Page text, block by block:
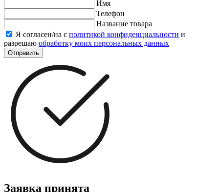
Имя
Телефон
Название товара
Я согласен/на с политикой конфиденциальности и
разрешаю обработку моих персональных данных
Отправить
Заявка принята